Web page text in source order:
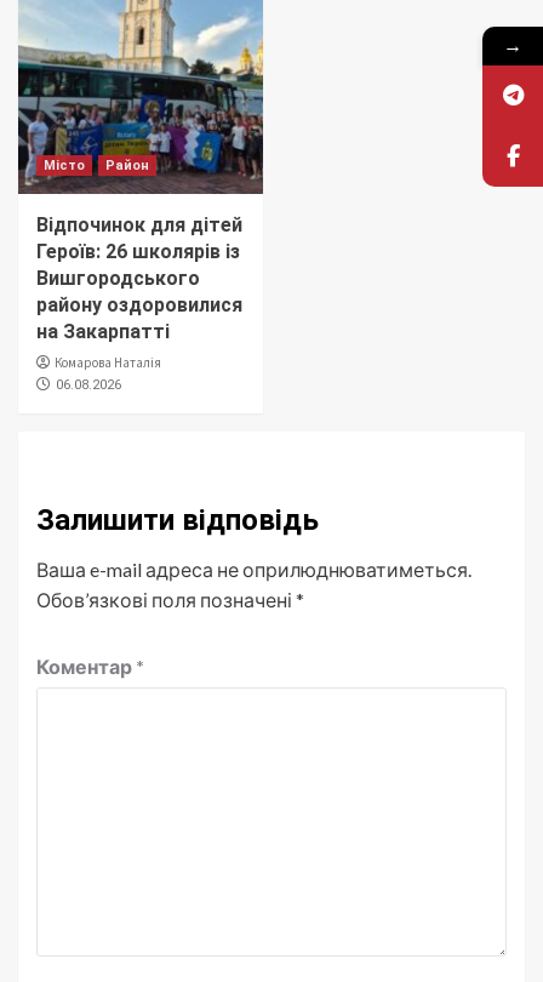
Місто Район
Відпочинок для дітей
Героїв: 26 школярів із
Вишгородського
району оздоровилися
на Закарпатті
Комарова Наталія
06.08.2026
Залишити відповідь
Ваша e-mail адреса не оприлюднюватиметься.
Обов’язкові поля позначені *
Коментар *
→